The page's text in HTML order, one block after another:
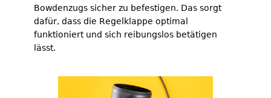
Bowdenzugs sicher zu befestigen. Das sorgt
dafür, dass die Regelklappe optimal
funktioniert und sich reibungslos betätigen
lässt.